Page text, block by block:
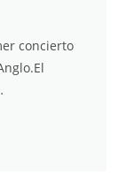
concierto